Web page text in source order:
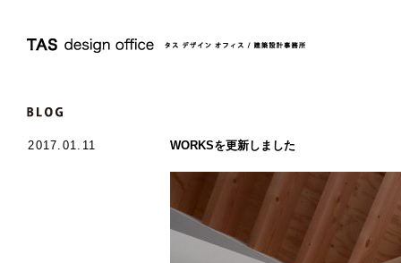
2017.01.11 WORKSを更新しました